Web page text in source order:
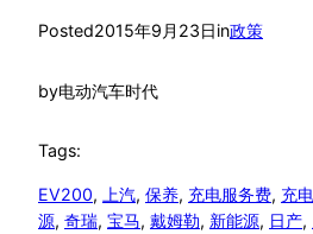
Posted2015年9月23日in政策
by电动汽车时代
Tags:
EV200, 上汽, 保养, 充电服务费, 充
源, 奇瑞, 宝马, 戴姆勒, 新能源, 日产,